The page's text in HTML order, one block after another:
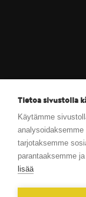
Tietoa sivustolla
Käytämme
tarjotaksemme
parantaaksemme
lisää